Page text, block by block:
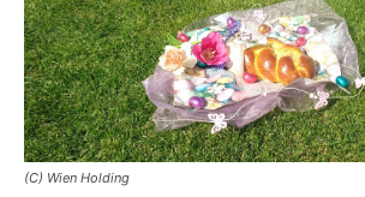
(C) Wien Holding